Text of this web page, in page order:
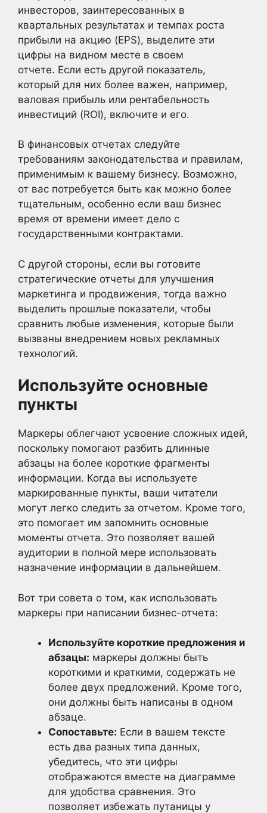
инвесторов, заинтересованных в
квартальных результатах и темпах роста
прибыли на акцию (EPS), выделите эти
цифры на видном месте в своем
отчете. Если есть другой показатель,
который для них более важен, например,
валовая прибыль или рентабельность
инвестиций (ROI), включите и его.
В финансовых отчетах следуйте
требованиям законодательства и правилам,
применимым к вашему бизнесу. Возможно,
от вас потребуется быть как можно более
тщательным, особенно если ваш бизнес
время от времени имеет дело с
государственными контрактами.
С другой стороны, если вы готовите
стратегические отчеты для улучшения
маркетинга и продвижения, тогда важно
выделить прошлые показатели, чтобы
сравнить любые изменения, которые были
вызваны внедрением новых рекламных
технологий.
Используйте основные
пункты
Маркеры облегчают усвоение сложных идей,
поскольку помогают разбить длинные
абзацы на более короткие фрагменты
информации. Когда вы используете
маркированные пункты, ваши читатели
могут легко следить за отчетом. Кроме того,
это помогает им запомнить основные
моменты отчета. Это позволяет вашей
аудитории в полной мере использовать
назначение информации в дальнейшем.
Вот три совета о том, как использовать
маркеры при написании бизнес-отчета:
Используйте короткие предложения и
абзацы: маркеры должны быть
короткими и краткими, содержать не
более двух предложений. Кроме того,
они должны быть написаны в одном
абзаце.
Сопоставьте: Если в вашем тексте
есть два разных типа данных,
убедитесь, что эти цифры
отображаются вместе на диаграмме
для удобства сравнения. Это
позволяет избежать путаницы у